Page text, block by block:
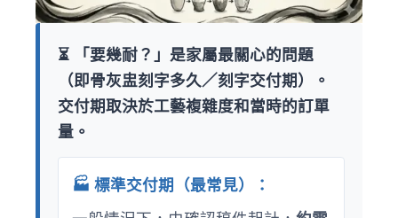
⏳ 「要幾耐？」是家屬最關心的問題
（即骨灰盅刻字多久／刻字交付期）。
交付期取決於工藝複雜度和當時的訂單
量。
🏭 標準交付期（最常見）：